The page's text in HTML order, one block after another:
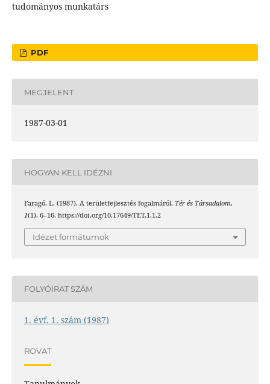
tudományos munkatárs
PDF
MEGJELENT
1987-03-01
HOGYAN KELL IDÉZNI
Faragó, L. (1987). A területfejlesztés fogalmáról. Tér és Társadalom,
1(1), 6–16. https://doi.org/10.17649/TET.1.1.2
Idézet formátumok
FOLYÓIRAT SZÁM
1. évf. 1. szám (1987)
ROVAT